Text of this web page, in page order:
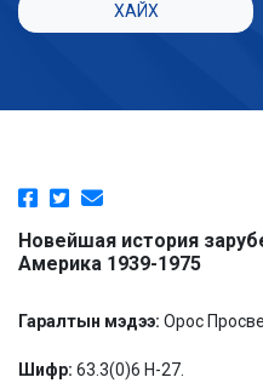
ХАЙХ
Новейшая история
Америка 1939-1975
Гаралтын мэдээ: Орос
Шифр: 63.3(0)6 Н-27.